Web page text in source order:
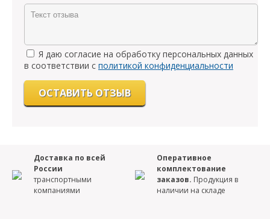
Доставка по всей
России
транспортными
компаниями
Оперативное
комплектование
заказов. Продукция в
наличии на складе
Я даю согласие на обработку персональных данных
в соответствии с политикой конфиденциальности